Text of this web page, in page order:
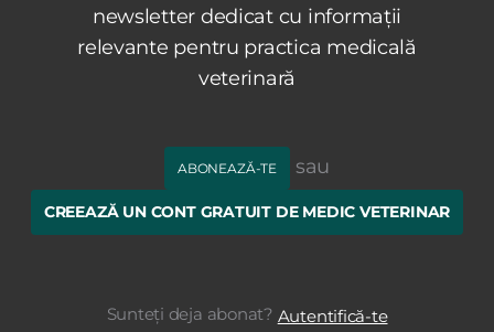
newsletter dedicat cu informații
relevante pentru practica medicală
veterinară
ABONEAZĂ-TE sau
CREEAZĂ UN CONT GRATUIT DE MEDIC VETERINAR
Sunteți deja abonat? Autentifică-te